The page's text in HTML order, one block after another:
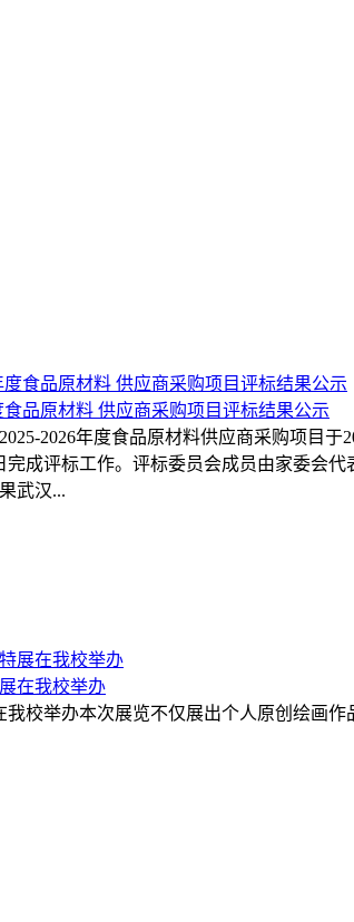
品原材料 供应商采购项目评标结果公示
2026年度食品原材料供应商采购项目
完成评标工作。评标委员会成员由家委会
武汉...
在我校举办
校举办本次展览不仅展出个人原创绘画